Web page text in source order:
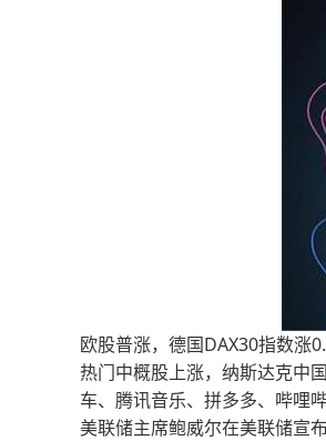
欧股普涨，德国DAX30指数涨
热门中概股上涨，纳斯达克中
车、腾讯音乐、拼多多、哔哩
美联储主席鲍威尔在美联储宣